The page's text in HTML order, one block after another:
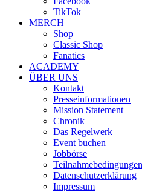
TikTok
MERCH
Shop
Classic Shop
Fanatics
ACADEMY
ÜBER UNS
Kontakt
Presseinformationen
Mission Statement
Chronik
Das Regelwerk
Event buchen
Jobbörse
Datenschutzerklärung
Impressum